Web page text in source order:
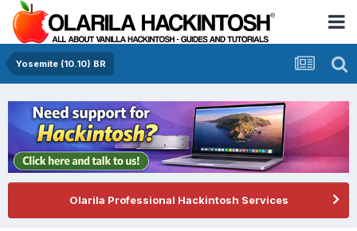
Yosemite (10.10) BR
Olarila Professional Hackintosh Services